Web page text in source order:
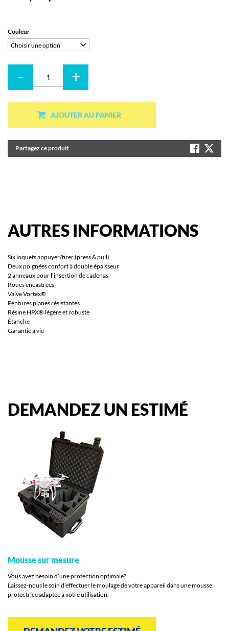
Couleur
Choisir une option
- +
AJOUTER AU PANIER
Partagez ce produit
AUTRES INFORMATIONS
Six loquets appuyer/tirer (press & pull)
Deux poignées confort à double épaisseur
2 anneaux pour l’insertion de cadenas
Roues encastrées
Valve Vortex®
Pentures planes résistantes
Résine HPX® légère et robuste
Étanche
Garantie à vie
DEMANDEZ UN ESTIMÉ
Mousse sur mesure
Vous avez besoin d’une protection optimale?
Laissez-nous le soin d’effectuer le moulage de votre appareil dans une mousse
protectrice adaptée à votre utilisation.